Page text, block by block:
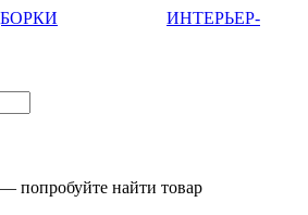
ИНТЕРЬЕР-
попробуйте найти товар